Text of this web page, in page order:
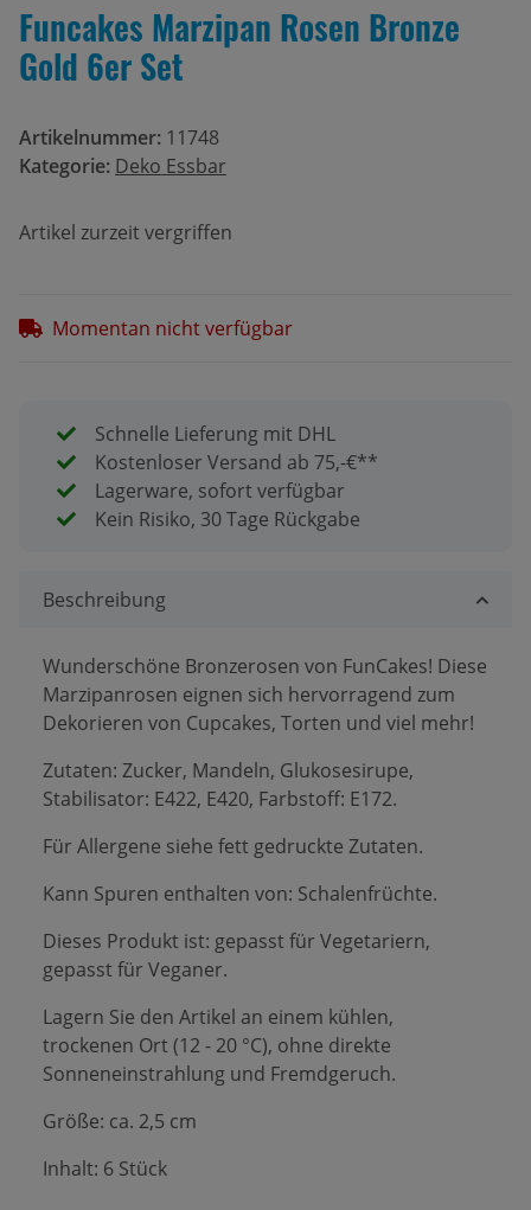
Funcakes Marzipan Rosen Bronze
Gold 6er Set
Artikelnummer: 11748
Kategorie: Deko Essbar
Artikel zurzeit vergriffen
Momentan nicht verfügbar
Schnelle Lieferung mit DHL
Kostenloser Versand ab 75,-€**
Lagerware, sofort verfügbar
Kein Risiko, 30 Tage Rückgabe
Beschreibung
Wunderschöne Bronzerosen von FunCakes! Diese
Marzipanrosen eignen sich hervorragend zum
Dekorieren von Cupcakes, Torten und viel mehr!
Zutaten: Zucker, Mandeln, Glukosesirupe,
Stabilisator: E422, E420, Farbstoff: E172.
Für Allergene siehe fett gedruckte Zutaten.
Kann Spuren enthalten von: Schalenfrüchte.
Dieses Produkt ist: gepasst für Vegetariern,
gepasst für Veganer.
Lagern Sie den Artikel an einem kühlen,
trockenen Ort (12 - 20 °C), ohne direkte
Sonneneinstrahlung und Fremdgeruch.
Größe: ca. 2,5 cm
Inhalt: 6 Stück